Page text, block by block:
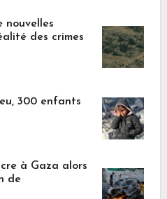
nouvelles
des crimes
300 enfants
à Gaza alors
de